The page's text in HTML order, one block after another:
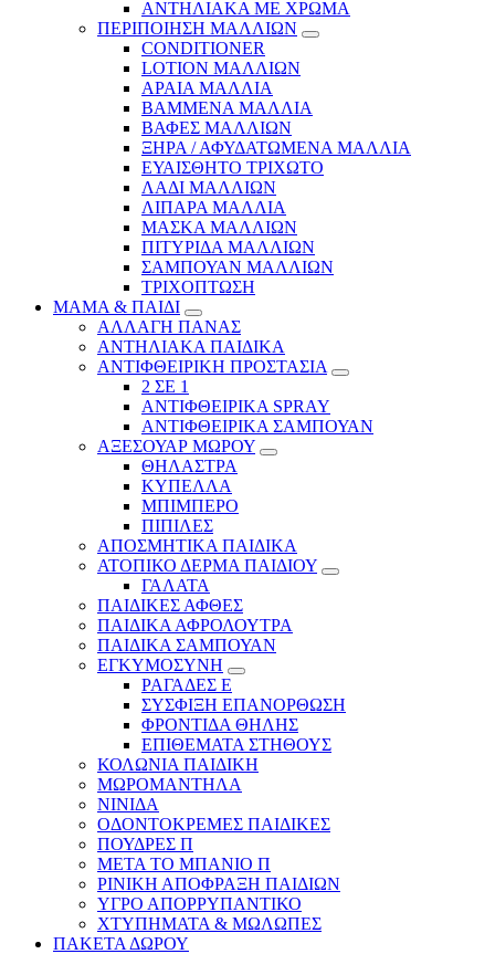
ΑΝΤΗΛΙΑΚΑ ΜΕ ΧΡΩΜΑ
ΠΕΡΙΠΟΙΗΣΗ ΜΑΛΛΙΩΝ
CONDITIONER
LOTION ΜΑΛΛΙΩΝ
ΑΡΑΙΑ ΜΑΛΛΙΑ
ΒΑΜΜΕΝΑ ΜΑΛΛΙΑ
ΒΑΦΕΣ ΜΑΛΛΙΩΝ
ΞΗΡΑ / ΑΦΥΔΑΤΩΜΕΝΑ ΜΑΛΛΙΑ
ΕΥΑΙΣΘΗΤΟ ΤΡΙΧΩΤΟ
ΛΑΔΙ ΜΑΛΛΙΩΝ
ΛΙΠΑΡΑ ΜΑΛΛΙΑ
ΜΑΣΚΑ ΜΑΛΛΙΩΝ
ΠΙΤΥΡΙΔΑ ΜΑΛΛΙΩΝ
ΣΑΜΠΟΥΑΝ ΜΑΛΛΙΩΝ
ΤΡΙΧΟΠΤΩΣΗ
ΜΑΜΑ & ΠΑΙΔΙ
ΑΛΛΑΓΗ ΠΑΝΑΣ
ΑΝΤΗΛΙΑΚΑ ΠΑΙΔΙΚΑ
ΑΝΤΙΦΘΕΙΡΙΚΗ ΠΡΟΣΤΑΣΙΑ
2 ΣΕ 1
ΑΝΤΙΦΘΕΙΡΙΚΑ SPRAY
ΑΝΤΙΦΘΕΙΡΙΚΑ ΣΑΜΠΟΥΑΝ
ΑΞΕΣΟΥΑΡ ΜΩΡΟΥ
ΘΗΛΑΣΤΡΑ
ΚΥΠΕΛΛΑ
ΜΠΙΜΠΕΡΟ
ΠΙΠΙΛΕΣ
ΑΠΟΣΜΗΤΙΚΑ ΠΑΙΔΙΚΑ
ΑΤΟΠΙΚΟ ΔΕΡΜΑ ΠΑΙΔΙΟΥ
ΓΑΛΑΤΑ
ΠΑΙΔΙΚΕΣ ΑΦΘΕΣ
ΠΑΙΔΙΚΑ ΑΦΡΟΛΟΥΤΡΑ
ΠΑΙΔΙΚΑ ΣΑΜΠΟΥΑΝ
ΕΓΚΥΜΟΣΥΝΗ
ΡΑΓΑΔΕΣ Ε
ΣΥΣΦΙΞΗ ΕΠΑΝΟΡΘΩΣΗ
ΦΡΟΝΤΙΔΑ ΘΗΛΗΣ
ΕΠΙΘΕΜΑΤΑ ΣΤΗΘΟΥΣ
ΚΟΛΩΝΙΑ ΠΑΙΔΙΚΗ
ΜΩΡΟΜΑΝΤΗΛΑ
ΝΙΝΙΔΑ
ΟΔΟΝΤΟΚΡΕΜΕΣ ΠΑΙΔΙΚΕΣ
ΠΟΥΔΡΕΣ Π
ΜΕΤΑ ΤΟ ΜΠΑΝΙΟ Π
ΡΙΝΙΚΗ ΑΠΟΦΡΑΞΗ ΠΑΙΔΙΩΝ
ΥΓΡΟ ΑΠΟΡΡΥΠΑΝΤΙΚΟ
ΧΤΥΠΗΜΑΤΑ & ΜΩΛΩΠΕΣ
ΠΑΚΕΤΑ ΔΩΡΟΥ